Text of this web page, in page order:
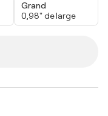
Grand
0,98" de large